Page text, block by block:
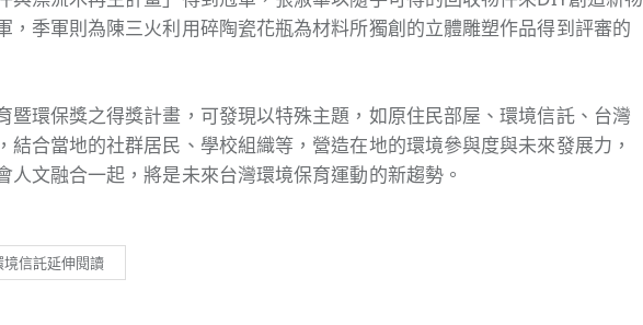
，季軍則為陳三火利用碎陶瓷花瓶為材料所獨創的立體雕塑作品得到評審的
暨環保獎之得獎計畫，可發現以特殊主題，如原住民部屋、環境信託、台灣
結合當地的社群居民、學校組織等，營造在地的環境參與度與未來發展力，
人文融合一起，將是未來台灣環境保育運動的新趨勢。
境信託延伸閱讀